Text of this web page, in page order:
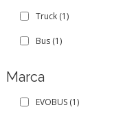
Truck (1)
Bus (1)
Marca
EVOBUS (1)